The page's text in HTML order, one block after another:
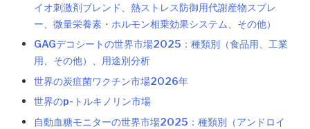
イオ刺激剤ブレンド、熱ストレス防御用代謝産物スプレ
ー、微量栄養素・ホルモン相乗効果システム、その他）
GAGデコシートの世界市場2025：種類別（食品用、工業
用、その他）、用途別分析
世界の炭疽菌ワクチン市場2026年
世界のp-トルキノリン市場
自動血糖モニターの世界市場2025：種類別（アンドロイ